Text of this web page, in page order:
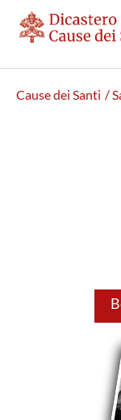
Cause dei Santi /